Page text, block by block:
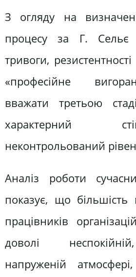
З огляду на
процесу за Г. Сельє
тривоги,
«професійне
вважати третьою
характерний
неконтрольований
Аналіз роботи
показує, що більшість
працівників
доволі
напруженій